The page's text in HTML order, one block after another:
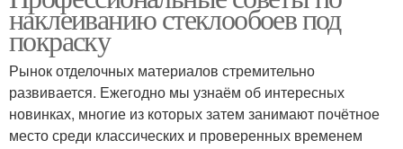
наклеиванию стеклообоев под
покраску
Рынок отделочных материалов стремительно
развивается. Ежегодно мы узнаём об интересных
новинках, многие из которых затем занимают почётное
место среди классических и проверенных временем